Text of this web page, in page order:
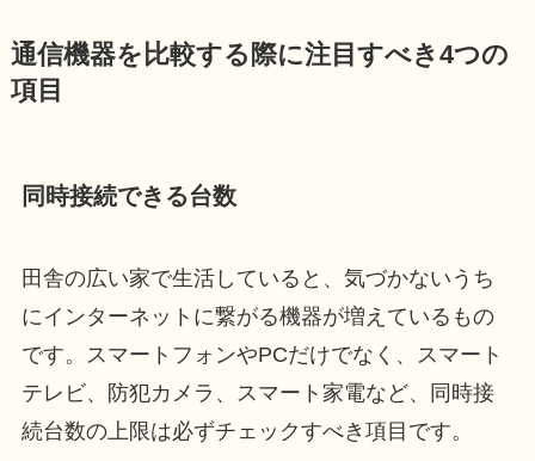
通信機器を比較する際に注目すべき4つの
項目
同時接続できる台数
田舎の広い家で生活していると、気づかないうち
にインターネットに繋がる機器が増えているもの
です。スマートフォンやPCだけでなく、スマート
テレビ、防犯カメラ、スマート家電など、同時接
続台数の上限は必ずチェックすべき項目です。